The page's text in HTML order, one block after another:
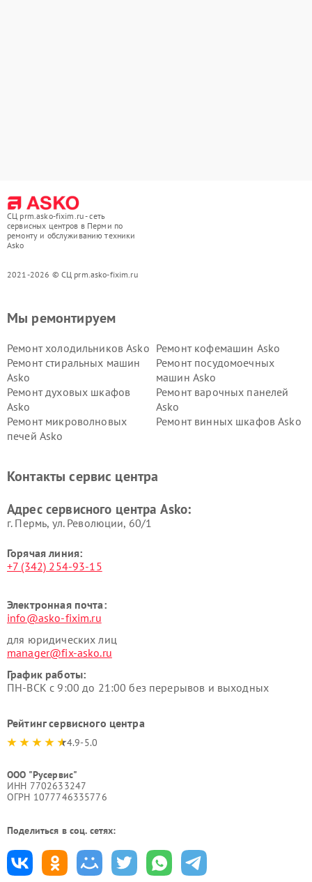
СЦ prm.asko-fixim.ru - сеть
сервисных центров в Перми по
ремонту и обслуживанию техники
Asko
2021-2026 © СЦ prm.asko-fixim.ru
Мы ремонтируем
Ремонт холодильников Asko Ремонт кофемашин Asko
Ремонт стиральных машин
Asko
Ремонт посудомоечных
машин Asko
Ремонт духовых шкафов
Asko
Ремонт варочных панелей
Asko
Ремонт микроволновых
печей Asko
Ремонт винных шкафов Asko
Ремонт подогревателей
Ремонт промышленных
Asko
Контакты сервис центра
Адрес сервисного центра Asko:
г. Пермь, ул. ​Революции, 60/1
Горячая линия:
+7 (342) 254-93-15
Электронная почта:
info@asko-fixim.ru
для юридических лиц
manager@fix-asko.ru
График работы:
ПН-ВСК с 9:00 до 21:00 без перерывов и выходных
Рейтинг сервисного центра
4.9-5.0
ООО "Русервис"
ИНН 7702633247
ОГРН 1077746335776
Поделиться в соц. сетях: